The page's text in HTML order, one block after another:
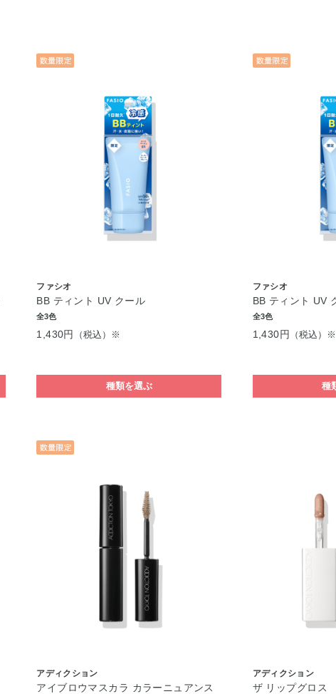
ファシオ
BB ティント UV クール
全3色
1,430円 （税込）※
種類を選ぶ
ファシオ
BB ティント UV
全3色
1,430円 （税込）※
種
アディクション
アイブロウマスカラ カラーニュアンス
アディクション
ザ リップグロス